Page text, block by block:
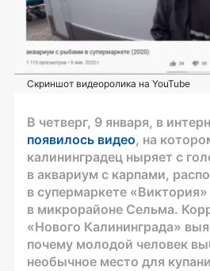
Скриншот видеоролика на YouTube
В четверг, 9 января, в
появилось видео, на
калининградец ныряет с
в аквариум с карпами,
в супермаркете «Виктория»
в микрорайоне Сельма.
«Нового Калининграда»
почему молодой человек
необычное место для